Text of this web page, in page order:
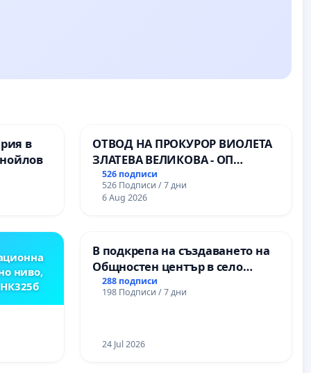
в
ОТВОД НА ПРОКУРОР ВИОЛЕТА
ЗЛАТЕВА ВЕЛИКОВА - ОП
ДОБРИЧ
526 подписи
526 Подписи / 7 дни
6 Aug 2026
ниво,
В подкрепа на създаването на
Общностен център в село
Църква
288 подписи
198 Подписи / 7 дни
24 Jul 2026